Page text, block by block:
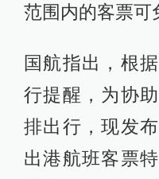
范围内的客票可
国航指出，根
行提醒，为协
排出行，现发
出港航班客票